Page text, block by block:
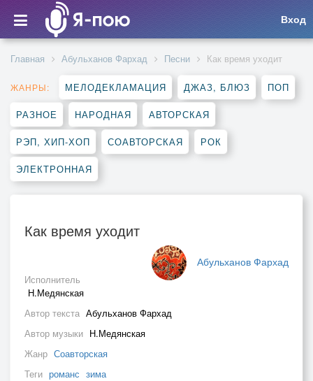
Вход
Главная Абульханов Фархад Песни Как время уходит
ЖАНРЫ: МЕЛОДЕКЛАМАЦИЯ ДЖАЗ, БЛЮЗ ПОП
РАЗНОЕ НАРОДНАЯ АВТОРСКАЯ
РЭП, ХИП-ХОП СОАВТОРСКАЯ РОК
ЭЛЕКТРОННАЯ
Как время уходит
Абульханов Фархад
Исполнитель
Н.Медянская
Автор текста Абульханов Фархад
Автор музыки Н.Медянская
Жанр Соавторская
Теги романс зима